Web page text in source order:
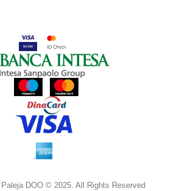
DOO © 2025. All Rights Reserved